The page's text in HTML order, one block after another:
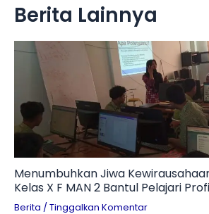
Berita Lainnya
Menumbuhkan Jiwa
Kelas X F MAN 2 Bantul Pelajari
Technopreneur dan Tantangan
Berita / Tinggalkan Komentar